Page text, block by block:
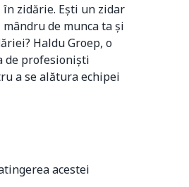
zidărie. Ești un zidar
de munca ta și
Haldu Groep, o
de profesioniști
a se alătura echipei
acestei